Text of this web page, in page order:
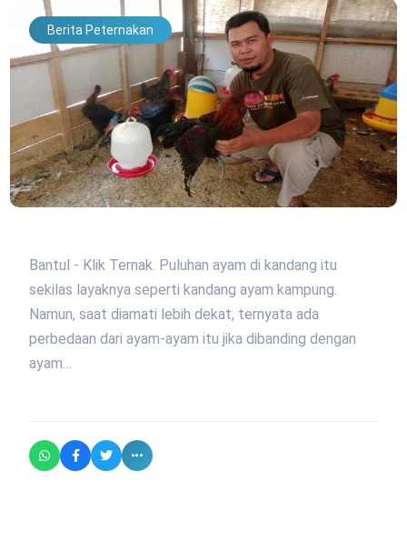
Berita Peternakan
Bantul - Klik Ternak. Puluhan ayam di kandang itu
sekilas layaknya seperti kandang ayam kampung.
Namun, saat diamati lebih dekat, ternyata ada
perbedaan dari ayam-ayam itu jika dibanding dengan
ayam…